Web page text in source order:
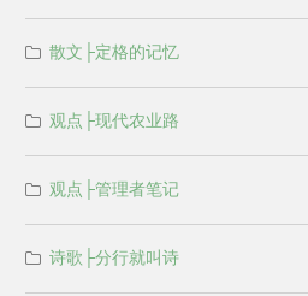
散文├定格的记忆
观点├现代农业路
观点├管理者笔记
诗歌├分行就叫诗